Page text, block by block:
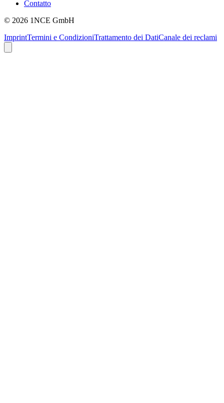
Contatto
© 2026 1NCE GmbH
ImprintTermini e CondizioniTrattamento dei DatiCanale dei reclami